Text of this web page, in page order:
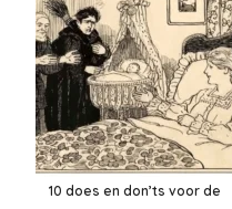
10 does en don’ts voor de